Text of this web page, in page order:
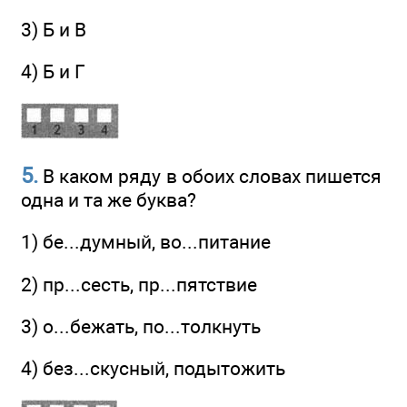
3) Б и В
4) Б и Г
5. В каком ряду в обоих словах пишется
одна и та же буква?
1) бе...думный, во...питание
2) пр...сесть, пр...пятствие
3) о...бежать, по...толкнуть
4) без...скусный, подытожить